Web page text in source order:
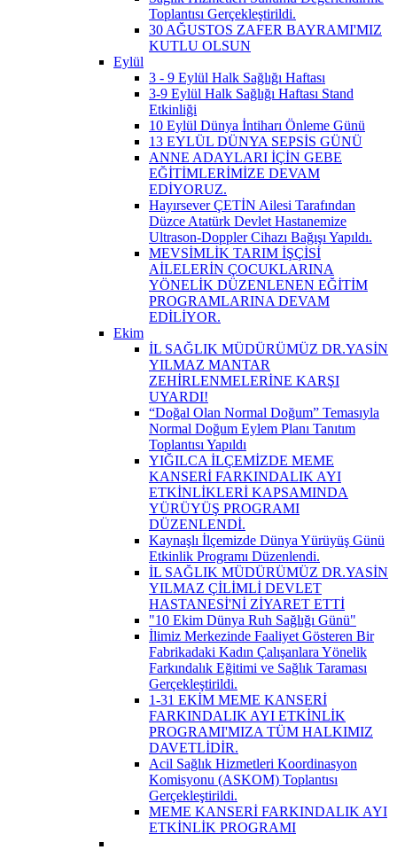
Toplantısı Gerçekleştirildi.
30 AĞUSTOS ZAFER BAYRAMI'MIZ
KUTLU OLSUN
Eylül
3 - 9 Eylül Halk Sağlığı Haftası
3-9 Eylül Halk Sağlığı Haftası Stand
Etkinliği
10 Eylül Dünya İntiharı Önleme Günü
13 EYLÜL DÜNYA SEPSİS GÜNÜ
ANNE ADAYLARI İÇİN GEBE
EĞİTİMLERİMİZE DEVAM
EDİYORUZ.
Hayırsever ÇETİN Ailesi Tarafından
Düzce Atatürk Devlet Hastanemize
Ultrason-Doppler Cihazı Bağışı Yapıldı.
MEVSİMLİK TARIM İŞÇİSİ
AİLELERİN ÇOCUKLARINA
YÖNELİK DÜZENLENEN EĞİTİM
PROGRAMLARINA DEVAM
EDİLİYOR.
Ekim
İL SAĞLIK MÜDÜRÜMÜZ DR.YASİN
YILMAZ MANTAR
ZEHİRLENMELERİNE KARŞI
UYARDI!
“Doğal Olan Normal Doğum” Temasıyla
Normal Doğum Eylem Planı Tanıtım
Toplantısı Yapıldı
YIĞILCA İLÇEMİZDE MEME
KANSERİ FARKINDALIK AYI
ETKİNLİKLERİ KAPSAMINDA
YÜRÜYÜŞ PROGRAMI
DÜZENLENDİ.
Kaynaşlı İlçemizde Dünya Yürüyüş Günü
Etkinlik Programı Düzenlendi.
İL SAĞLIK MÜDÜRÜMÜZ DR.YASİN
YILMAZ ÇİLİMLİ DEVLET
HASTANESİ'Nİ ZİYARET ETTİ
"10 Ekim Dünya Ruh Sağlığı Günü"
İlimiz Merkezinde Faaliyet Gösteren Bir
Fabrikadaki Kadın Çalışanlara Yönelik
Farkındalık Eğitimi ve Sağlık Taraması
Gerçekleştirildi.
1-31 EKİM MEME KANSERİ
FARKINDALIK AYI ETKİNLİK
PROGRAMI'MIZA TÜM HALKIMIZ
DAVETLİDİR.
Acil Sağlık Hizmetleri Koordinasyon
Komisyonu (ASKOM) Toplantısı
Gerçekleştirildi.
MEME KANSERİ FARKINDALIK AYI
ETKİNLİK PROGRAMI